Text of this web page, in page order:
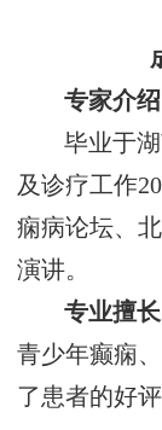
专家介绍
毕业于
及诊疗工作
痫病论坛、
演讲。
专业擅
青少年癫痫
了患者的好评